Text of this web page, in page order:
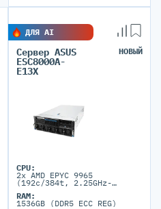
ДЛЯ AI
Сервер ASUS
ESC8000A-
E13X
НОВЫЙ
CPU:
2x AMD EPYC 9965
(192c/384t, 2.25GHz-
RAM:
1536GB (DDR5 ECC REG)